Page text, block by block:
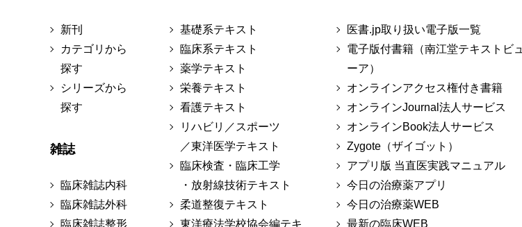
新刊
カテゴリから
探す
シリーズから
探す
雑誌
臨床雑誌内科
臨床雑誌外科
臨床雑誌整形
基礎系テキスト
臨床系テキスト
薬学テキスト
栄養テキスト
看護テキスト
リハビリ／スポーツ
／東洋医学テキスト
臨床検査・臨床工学
・放射線技術テキスト
柔道整復テキスト
東洋療法学校協会編テキ
医書.jp取り扱い電子版一覧
電子版付書籍（南江堂テキストビュ
ーア）
オンラインアクセス権付き書籍
オンラインJournal法人サービス
オンラインBook法人サービス
Zygote（ザイゴット）
アプリ版 当直医実践マニュアル
今日の治療薬アプリ
今日の治療薬WEB
最新の臨床WEB